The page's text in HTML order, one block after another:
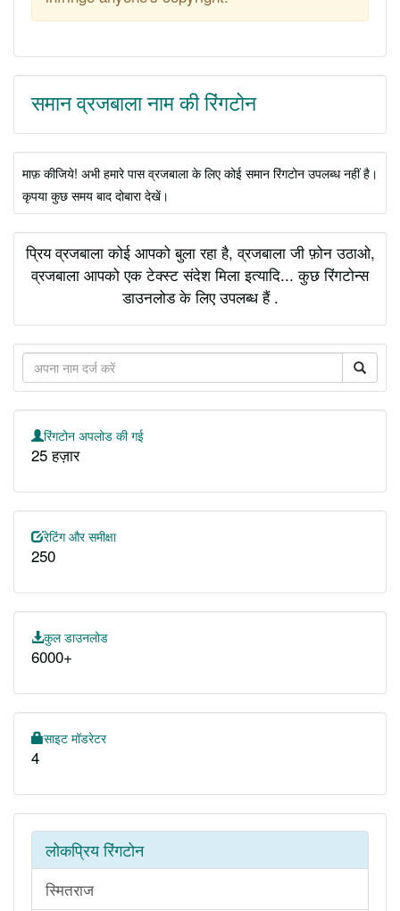
समान व्रजबाला नाम की रिंगटोन
माफ़ कीजिये! अभी हमारे पास व्रजबाला के लिए कोई समान रिंगटोन उपलब्ध नहीं है।
कृपया कुछ समय बाद दोबारा देखें।
प्रिय व्रजबाला कोई आपको बुला रहा है, व्रजबाला जी फ़ोन उठाओ,
व्रजबाला आपको एक टेक्स्ट संदेश मिला इत्यादि... कुछ रिंगटोन्स
डाउनलोड के लिए उपलब्ध हैं .
रिंगटोन अपलोड की गई
25 हज़ार
रेटिंग और समीक्षा
250
कुल डाउनलोड
6000+
साइट मॉडरेटर
4
लोकप्रिय रिंगटोन
स्मितराज